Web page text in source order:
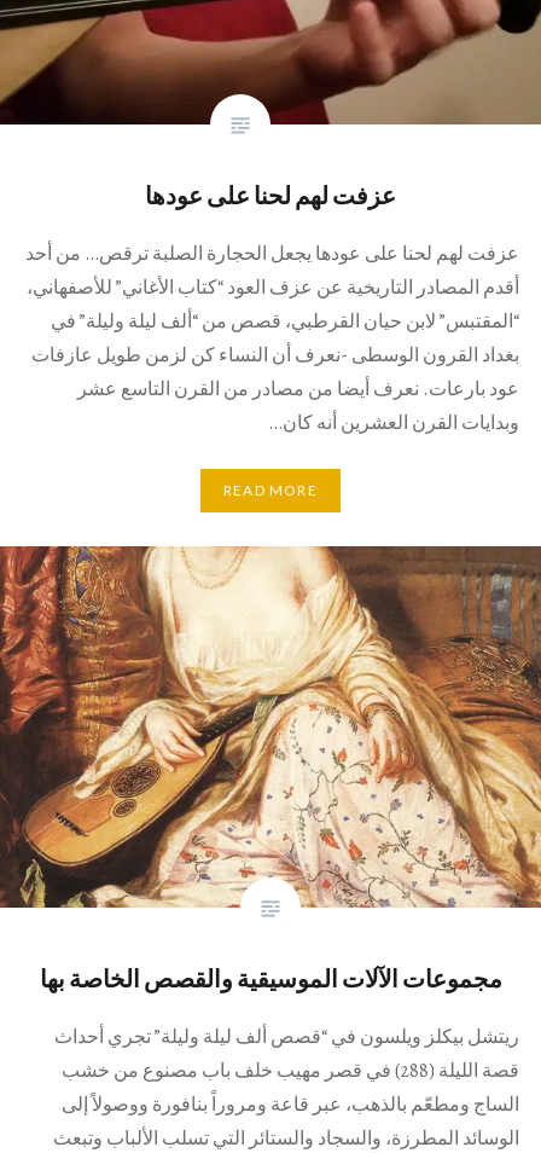
عزفت لهم لحنا على عودها
عزفت لهم لحنا على عودها يجعل الحجارة الصلبة ترقص… من أحد
أقدم المصادر التاريخية عن عزف العود “كتاب الأغاني” للأصفهاني،
“المقتبس” لابن حيان القرطبي، قصص من “ألف ليلة وليلة” في
بغداد القرون الوسطى -نعرف أن النساء كن لزمن طويل عازفات
عود بارعات. نعرف أيضا من مصادر من القرن التاسع عشر
وبدايات القرن العشرين أنه كان…
READ MORE
مجموعات الآلات الموسيقية والقصص الخاصة بها
ريتشل بيكلز ويلسون في “قصص ألف ليلة وليلة” تجري أحداث
قصة الليلة (288) في قصر مهيب خلف باب مصنوع من خشب
الساج ومطعّم بالذهب، عبر قاعة ومروراً بنافورة ووصولاً إلى
الوسائد المطرزة، والسجاد والستائر التي تسلب الألباب وتبعث